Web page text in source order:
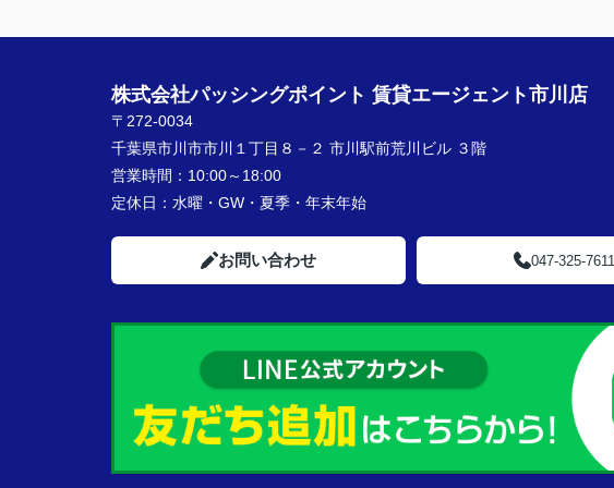
株式会社パッシングポイント 賃貸エージェント市川店
〒272-0034
千葉県市川市市川１丁目８－２ 市川駅前荒川ビル ３階
営業時間： 10:00～18:00
定休日： 水曜・GW・夏季・年末年始
お問い合わせ 047-325-7611